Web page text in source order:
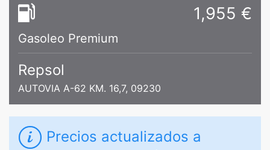
1,955 €
Gasoleo Premium
Repsol
AUTOVIA A-62 KM. 16,7, 09230
Precios actualizados a